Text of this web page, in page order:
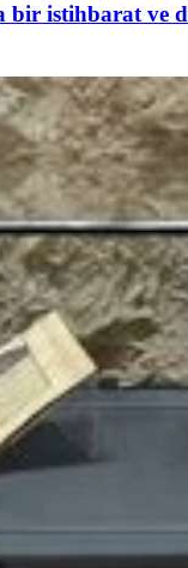
bir istihbarat ve